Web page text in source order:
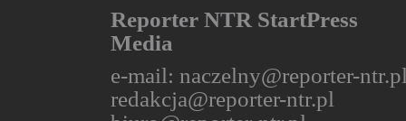
Reporter NTR StartPress
Media
e-mail: naczelny@reporter-
redakcja@reporter-ntr.pl